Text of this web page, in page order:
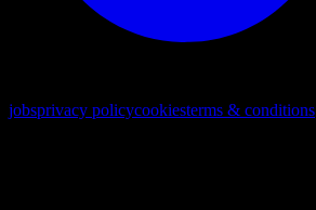
jobsprivacy policycookiesterms & conditions